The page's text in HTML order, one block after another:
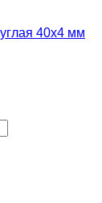
40х4 мм